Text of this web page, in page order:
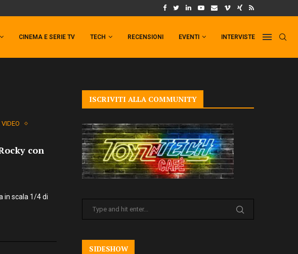
IL TRAILER DI FIST OF THE NORTH STAR!
CINEMA E SERIE TV TECH RECENSIONI EVENTI INTERVISTE
con
in scala 1/4 di
ISCRIVITI ALLA COMMUNITY
SIDESHOW